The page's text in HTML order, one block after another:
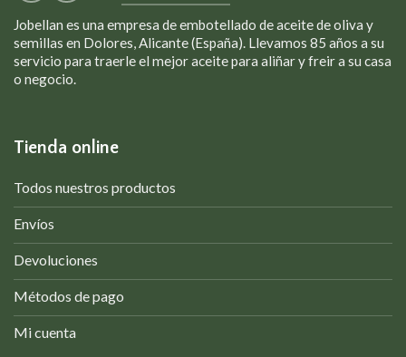
Jobellan es una empresa de embotellado de aceite de oliva y
semillas en Dolores, Alicante (España). Llevamos 85 años a su
servicio para traerle el mejor aceite para aliñar y freir a su casa
o negocio.
Tienda online
Todos nuestros productos
Envíos
Devoluciones
Métodos de pago
Mi cuenta